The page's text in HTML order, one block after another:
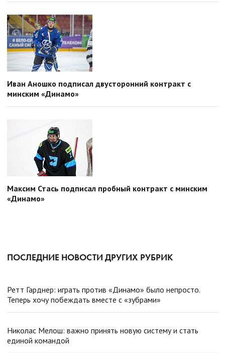
Иван Аношко подписал двусторонний контракт с
минским «Динамо»
Максим Стась подписал пробный контракт с минским
«Динамо»
ПОСЛЕДНИЕ НОВОСТИ ДРУГИХ РУБРИК
Ретт Гарднер: играть против «Динамо» было непросто.
Теперь хочу побеждать вместе с «зубрами»
Николас Мелош: важно принять новую систему и стать
единой командой